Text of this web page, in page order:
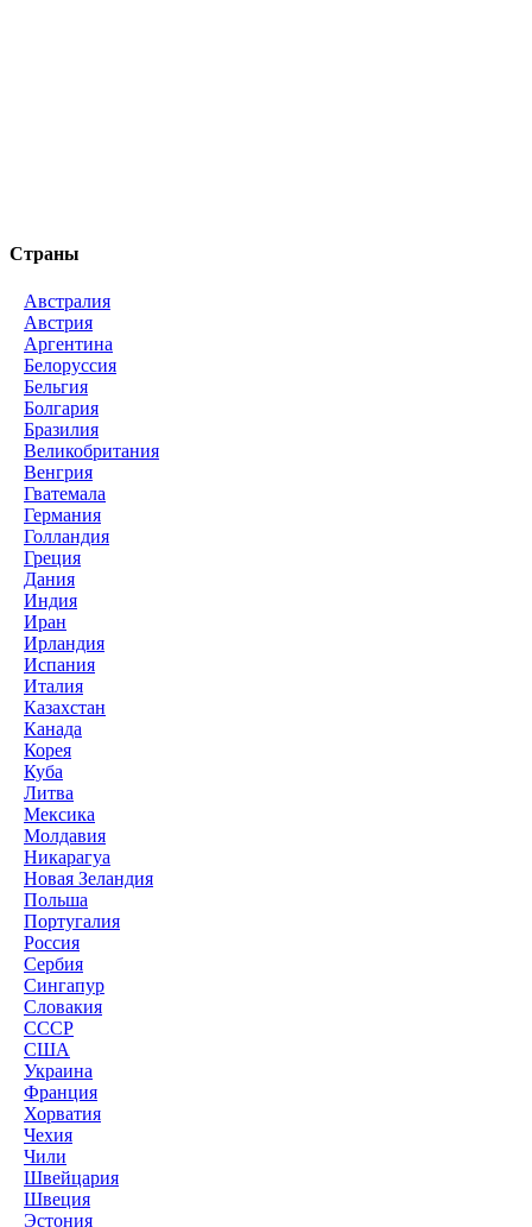
Страны
Австралия
Австрия
Аргентина
Белоруссия
Бельгия
Болгария
Бразилия
Великобритания
Венгрия
Гватемала
Германия
Голландия
Греция
Дания
Индия
Иран
Ирландия
Испания
Италия
Казахстан
Канада
Корея
Куба
Литва
Мексика
Молдавия
Никарагуа
Новая Зеландия
Польша
Португалия
Россия
Сербия
Сингапур
Словакия
СССР
США
Украина
Франция
Хорватия
Чехия
Чили
Швейцария
Швеция
Эстония